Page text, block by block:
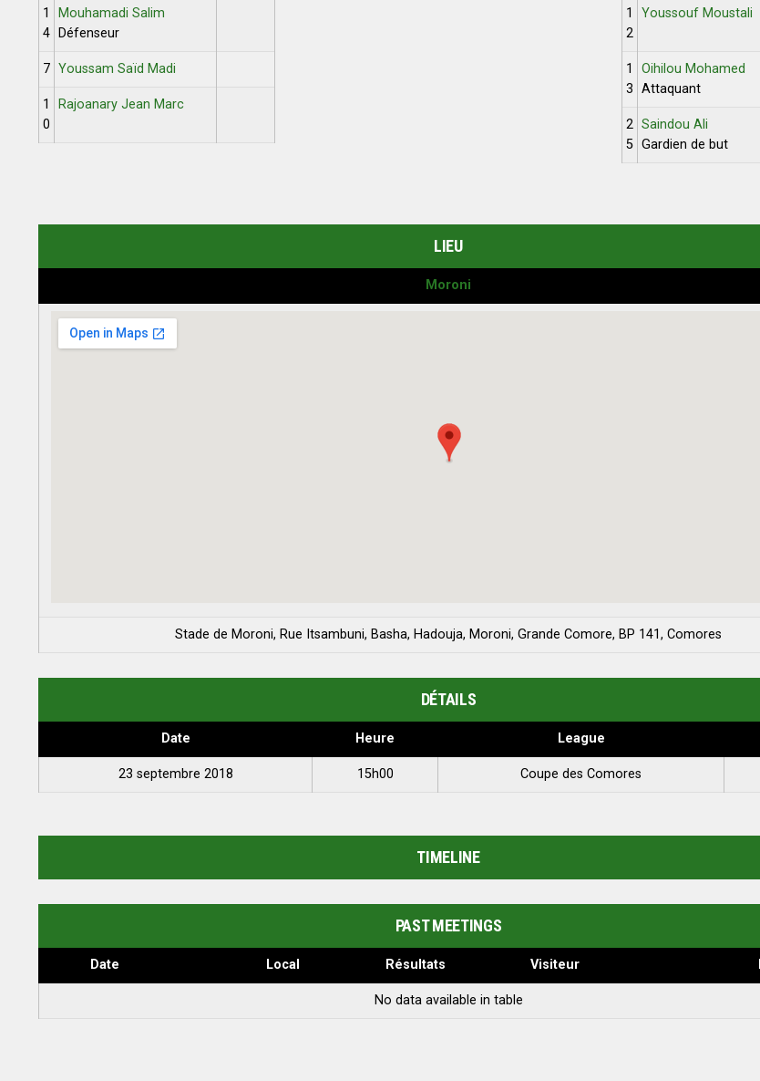
1
4
Mouhamadi Salim
Défenseur
7 Youssam Saïd Madi
1
0
Rajoanary Jean Marc
1
2
Youssouf Moustali
1
3
Oihilou Mohamed
Attaquant
2
5
Saindou Ali
Gardien de but
LIEU
Moroni
Stade de Moroni, Rue Itsambuni, Basha, Hadouja, Moroni, Grande Comore, BP 141, Comores
DÉTAILS
Date Heure League
23 septembre 2018 15h00 Coupe des Comores
TIMELINE
PAST MEETINGS
Date Local Résultats Visiteur
No data available in table